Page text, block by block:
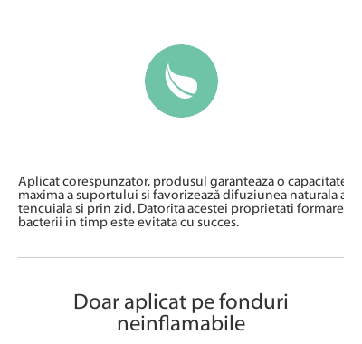
Aplicat corespunzator, produsul garanteaza o capacitate
maxima a suportului si favorizează difuziunea naturala a
tencuiala si prin zid. Datorita acestei proprietati formarea
bacterii in timp este evitata cu succes.
Doar aplicat pe fonduri
neinflamabile